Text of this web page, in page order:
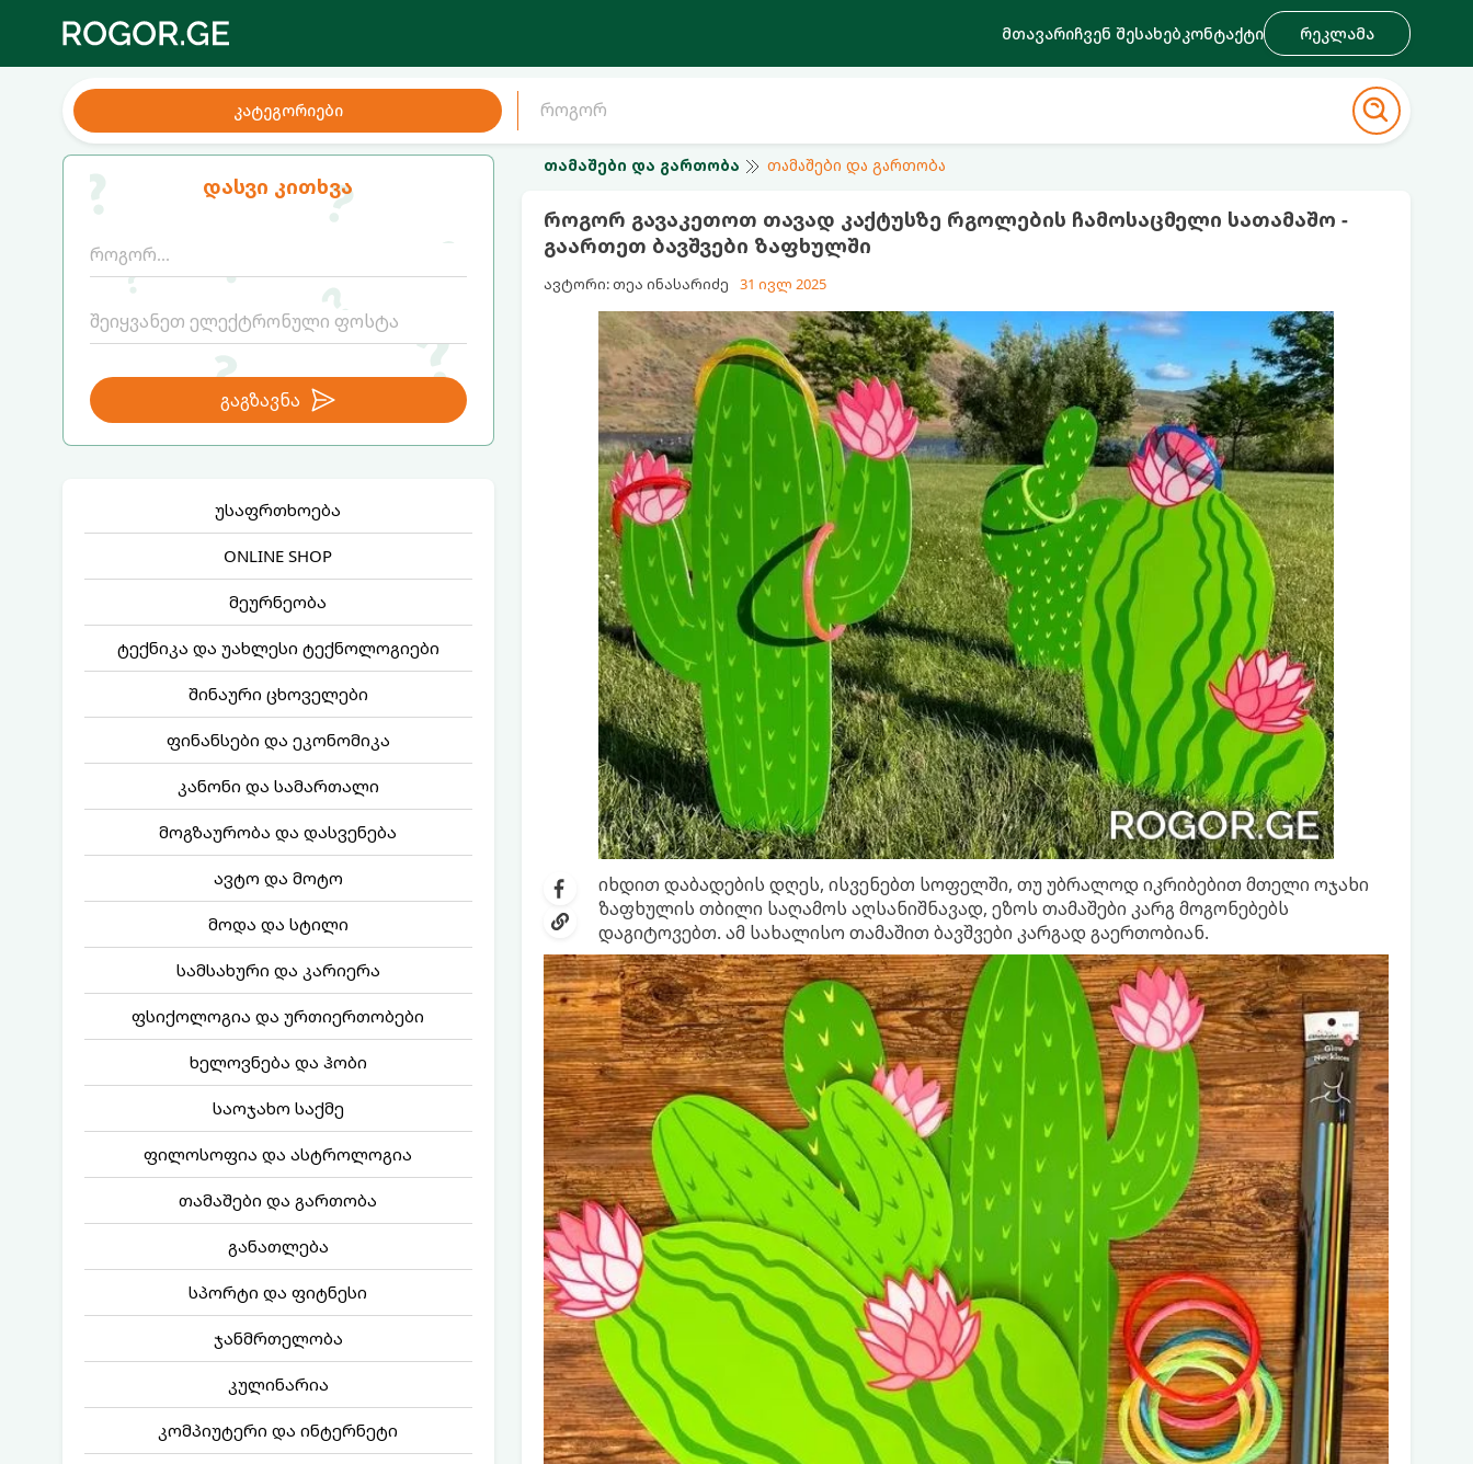
მთავარიჩვენ შესახებკონტაქტი რეკლამა
კატეგორიები
დასვი კითხვა
გაგზავნა
უსაფრთხოება
ONLINE SHOP
მეურნეობა
ტექნიკა და უახლესი ტექნოლოგიები
შინაური ცხოველები
ფინანსები და ეკონომიკა
კანონი და სამართალი
მოგზაურობა და დასვენება
ავტო და მოტო
მოდა და სტილი
სამსახური და კარიერა
ფსიქოლოგია და ურთიერთობები
ხელოვნება და ჰობი
საოჯახო საქმე
ფილოსოფია და ასტროლოგია
თამაშები და გართობა
განათლება
სპორტი და ფიტნესი
ჯანმრთელობა
კულინარია
კომპიუტერი და ინტერნეტი
თამაშები და გართობა თამაშები და გართობა
როგორ გავაკეთოთ თავად კაქტუსზე რგოლების ჩამოსაცმელი სათამაშო -
გაართეთ ბავშვები ზაფხულში
ავტორი: თეა ინასარიძე 31 ივლ 2025
იხდით დაბადების დღეს, ისვენებთ სოფელში, თუ უბრალოდ იკრიბებით მთელი ოჯახი
ზაფხულის თბილი საღამოს აღსანიშნავად, ეზოს თამაშები კარგ მოგონებებს
დაგიტოვებთ. ამ სახალისო თამაშით ბავშვები კარგად გაერთობიან.